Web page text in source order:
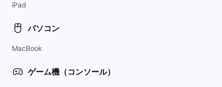
iPad
パソコン
MacBook
ゲーム機（コンソール）